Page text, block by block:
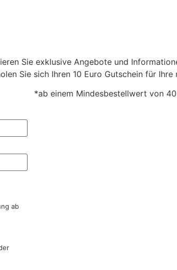
Sie exklusive Angebote und
Sie sich Ihren 10 Euro Gutschein für
*ab einem Mindesbestellwert von